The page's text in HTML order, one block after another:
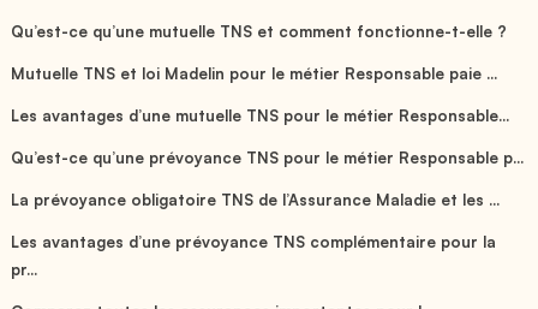
Qu’est-ce qu’une mutuelle TNS et comment fonctionne-t-elle ?
Mutuelle TNS et loi Madelin pour le métier Responsable paie ...
Les avantages d’une mutuelle TNS pour le métier Responsable...
Qu’est-ce qu’une prévoyance TNS pour le métier Responsable p...
La prévoyance obligatoire TNS de l’Assurance Maladie et les ...
Les avantages d’une prévoyance TNS complémentaire pour la
pr...